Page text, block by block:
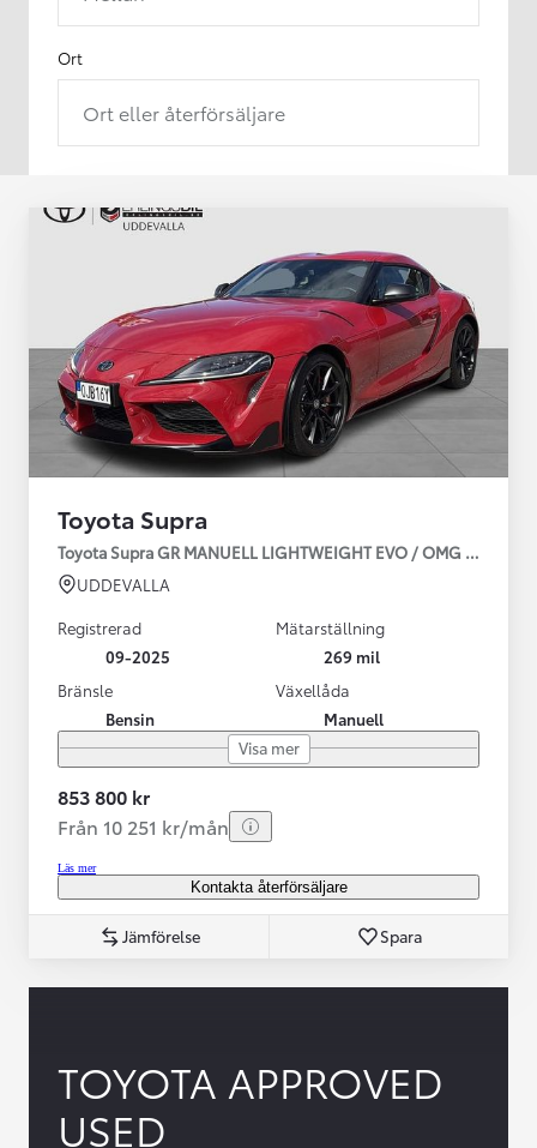
Ort
Ort eller återförsäljare
Toyota Supra
Toyota Supra GR MANUELL LIGHTWEIGHT EVO / OMG LEV!
UDDEVALLA
Registrerad
09-2025
Mätarställning
269 mil
Bränsle
Bensin
Växellåda
Manuell
Visa mer
853 800 kr
Från 10 251 kr/mån
Läs mer
Kontakta återförsäljare
Jämförelse Spara
TOYOTA APPROVED
USED